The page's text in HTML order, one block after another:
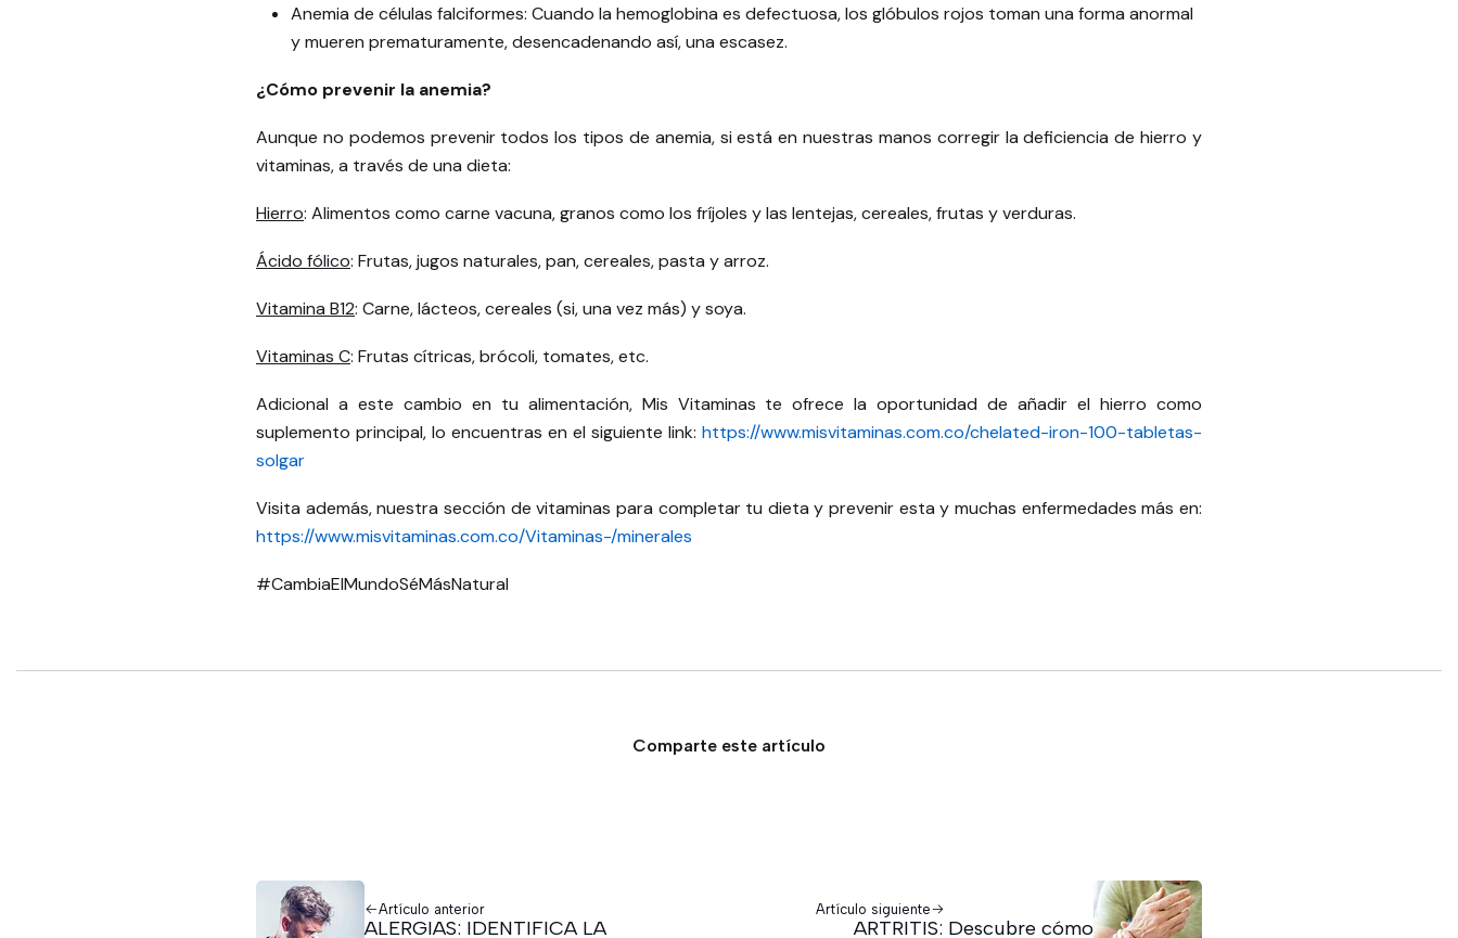
Anemia de células falciformes: Cuando la hemoglobina es defectuosa, los glóbulos rojos toman una forma anormal
y mueren prematuramente, desencadenando así, una escasez.
¿Cómo prevenir la anemia?
Aunque no podemos prevenir todos los tipos de anemia, si está en nuestras manos corregir la deficiencia de hierro y
vitaminas, a través de una dieta:
Hierro: Alimentos como carne vacuna, granos como los fríjoles y las lentejas, cereales, frutas y verduras.
Ácido fólico: Frutas, jugos naturales, pan, cereales, pasta y arroz.
Vitamina B12: Carne, lácteos, cereales (si, una vez más) y soya.
Vitaminas C: Frutas cítricas, brócoli, tomates, etc.
Adicional a este cambio en tu alimentación, Mis Vitaminas te ofrece la oportunidad de añadir el hierro como
suplemento principal, lo encuentras en el siguiente link: https://www.misvitaminas.com.co/chelated-iron-100-tabletas-
solgar
Visita además, nuestra sección de vitaminas para completar tu dieta y prevenir esta y muchas enfermedades más en:
https://www.misvitaminas.com.co/Vitaminas-/minerales
#CambiaElMundoSéMásNatural
Comparte este artículo
Artículo anterior
ALERGIAS: IDENTIFICA LA
Artículo siguiente
ARTRITIS: Descubre cómo